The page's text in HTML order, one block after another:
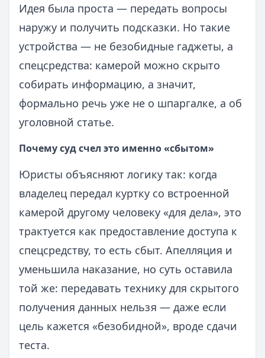
Идея была проста — передать вопросы
наружу и получить подсказки. Но такие
устройства — не безобидные гаджеты, а
спецсредства: камерой можно скрыто
собирать информацию, а значит,
формально речь уже не о шпаргалке, а об
уголовной статье.
Почему суд счел это именно «сбытом»
Юристы объясняют логику так: когда
владелец передал куртку со встроенной
камерой другому человеку «для дела», это
трактуется как предоставление доступа к
спецсредству, то есть сбыт. Апелляция и
уменьшила наказание, но суть оставила
той же: передавать технику для скрытого
получения данных нельзя — даже если
цель кажется «безобидной», вроде сдачи
теста.